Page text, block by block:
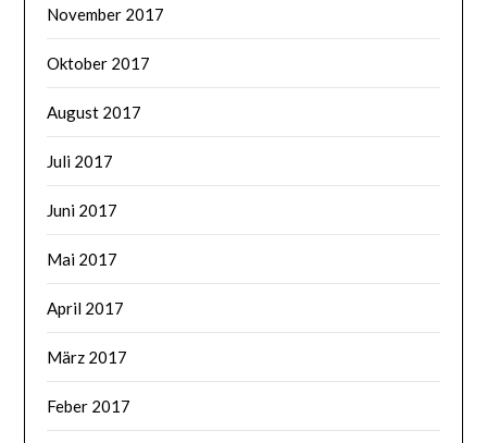
November 2017
Oktober 2017
August 2017
Juli 2017
Juni 2017
Mai 2017
April 2017
März 2017
Feber 2017